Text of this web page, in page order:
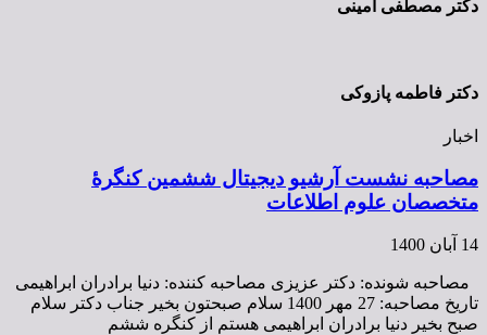
دکتر مصطفی امینی
دکتر فاطمه پازوکی
اخبار
مصاحبه نشست آرشیو دیجیتال ششمین کنگرۀ
متخصصان علوم اطلاعات
14 آبان 1400
مصاحبه شونده: دکتر عزیزی مصاحبه کننده: دنیا برادران ابراهیمی
تاریخ مصاحبه: 27 مهر 1400 سلام صبحتون بخیر جناب دکتر سلام
صبح بخیر دنیا برادران ابراهیمی هستم از کنگره ششم